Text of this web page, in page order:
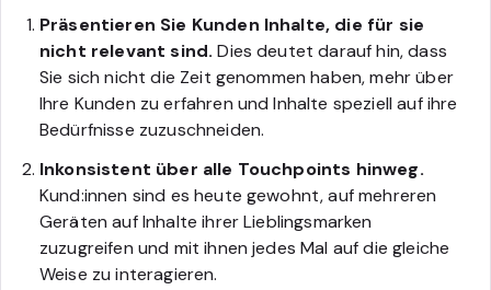
Präsentieren Sie Kunden Inhalte, die für sie
nicht relevant sind. Dies deutet darauf hin, dass
Sie sich nicht die Zeit genommen haben, mehr über
Ihre Kunden zu erfahren und Inhalte speziell auf ihre
Bedürfnisse zuzuschneiden.
Inkonsistent über alle Touchpoints hinweg.
Kund:innen sind es heute gewohnt, auf mehreren
Geräten auf Inhalte ihrer Lieblingsmarken
zuzugreifen und mit ihnen jedes Mal auf die gleiche
Weise zu interagieren.